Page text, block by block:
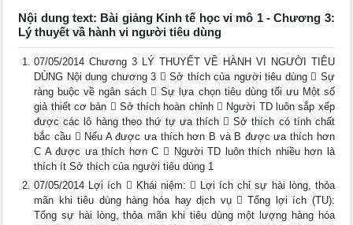
Nội dung text: Bài giảng Kinh tế học vi mô 1 - Chương 3:
Lý thuyết vầ hành vi người tiêu dùng
07/05/2014 Chương 3 LÝ THUYẾT VỀ HÀNH VI NGƯỜI TIÊU
DÙNG Nội dung chương 3  Sở thích của người tiêu dùng  Sự
ràng buộc về ngân sách  Sự lựa chọn tiêu dùng tối ưu Một số
giả thiết cơ bản  Sở thích hoàn chỉnh  Người TD luôn sắp xếp
được các lô hàng theo thứ tự ưa thích  Sở thích có tính chất
bắc cầu  Nếu A được ưa thích hơn B và B được ưa thích hơn
C A được ưa thích hơn C  Người TD luôn thích nhiều hơn là
thích ít Sở thích của người tiêu dùng 1
07/05/2014 Lợi ích  Khái niệm:  Lợi ích chỉ sự hài lòng, thỏa
mãn khi tiêu dùng hàng hóa hay dịch vụ  Tổng lợi ích (TU):
Tổng sự hài lòng, thỏa mãn khi tiêu dùng một lượng hàng hóa